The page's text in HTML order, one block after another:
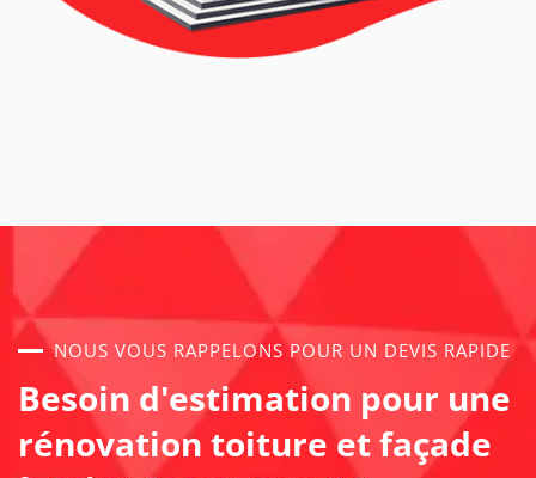
NOUS VOUS RAPPELONS POUR UN DEVIS RAPIDE
Besoin d'estimation pour une
rénovation toiture et façade